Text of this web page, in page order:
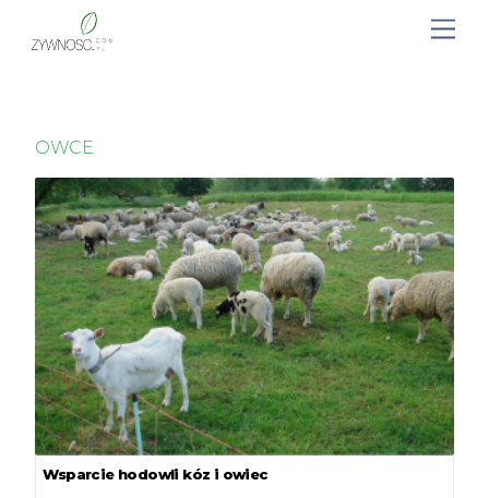
OWCE
Wsparcie hodowli kóz i owiec